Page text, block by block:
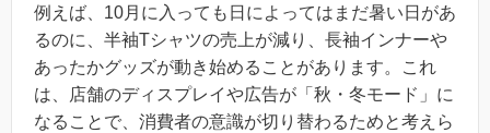
例えば、10月に入っても日によってはまだ暑い日があ
るのに、半袖Tシャツの売上が減り、長袖インナーや
あったかグッズが動き始めることがあります。これ
は、店舗のディスプレイや広告が「秋・冬モード」に
なることで、消費者の意識が切り替わるためと考えら